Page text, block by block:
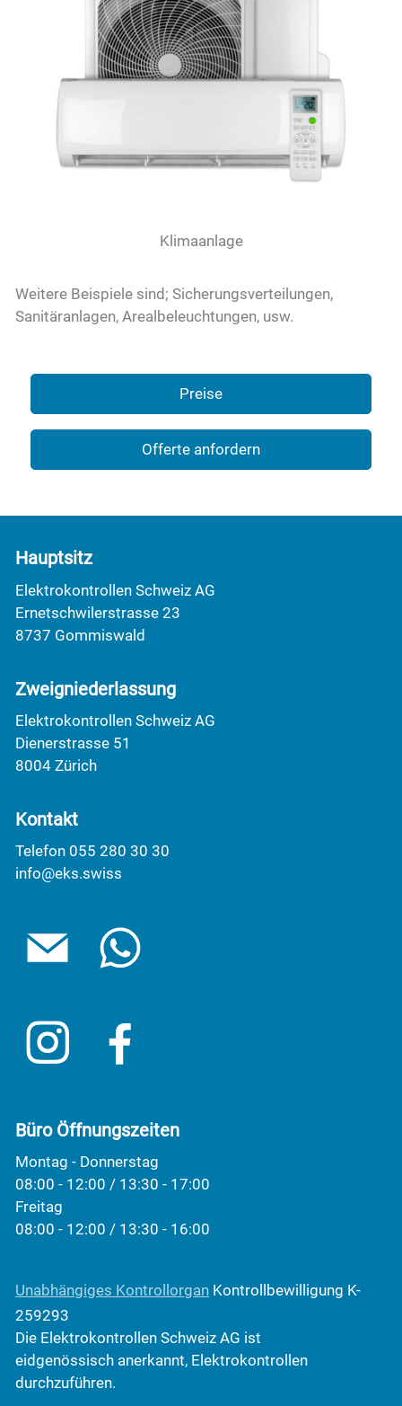
Klimaanlage
Weitere Beispiele sind; Sicherungsverteilungen,
Sanitäranlagen, Arealbeleuchtungen, usw.
Preise
Offerte anfordern
Hauptsitz
Elektrokontrollen Schweiz AG
Ernetschwilerstrasse 23
8737 Gommiswald
Zweigniederlassung
Elektrokontrollen Schweiz AG
Dienerstrasse 51
8004 Zürich
Kontakt
Telefon 055 280 30 30
info@eks.swiss
Büro Öffnungszeiten
Montag - Donnerstag
08:00 - 12:00 / 13:30 - 17:00
Freitag
08:00 - 12:00 / 13:30 - 16:00
Unabhängiges Kontrollorgan Kontrollbewilligung K-
259293
Die Elektrokontrollen Schweiz AG ist
eidgenössisch anerkannt, Elektrokontrollen
durchzuführen.